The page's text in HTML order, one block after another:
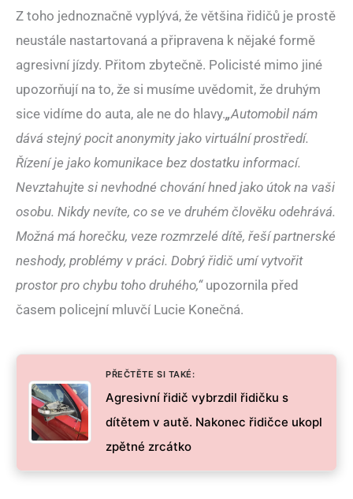
Z toho jednoznačně vyplývá, že většina řidičů je prostě
neustále nastartovaná a připravena k nějaké formě
agresivní jízdy. Přitom zbytečně. Policisté mimo jiné
upozorňují na to, že si musíme uvědomit, že druhým
sice vidíme do auta, ale ne do hlavy.„Automobil nám
dává stejný pocit anonymity jako virtuální prostředí.
Řízení je jako komunikace bez dostatku informací.
Nevztahujte si nevhodné chování hned jako útok na vaši
osobu. Nikdy nevíte, co se ve druhém člověku odehrává.
Možná má horečku, veze rozmrzelé dítě, řeší partnerské
neshody, problémy v práci. Dobrý řidič umí vytvořit
prostor pro chybu toho druhého,“upozornila před
časem policejní mluvčí Lucie Konečná.
PŘEČTĚTE SI TAKÉ:
Agresivní řidič vybrzdil řidičku s
dítětem v autě. Nakonec řidičce ukopl
zpětné zrcátko